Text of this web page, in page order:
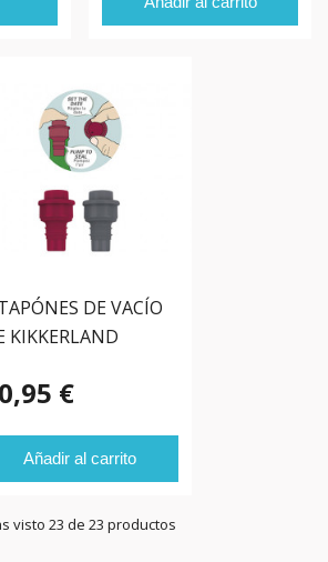
DE VACÍO
KIKKERLAND
€
Añadir al carrito
visto 23 de 23 productos